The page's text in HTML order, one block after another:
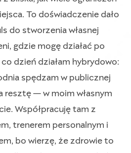
To doświadczenie dało
do stworzenia własnej
gdzie mogę działać po
dzień działam hybrydowo:
spędzam w publicznej
resztę — w moim własnym
Współpracuję tam z
trenerem personalnym i
bo wierzę, że zdrowie to